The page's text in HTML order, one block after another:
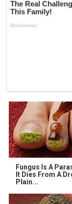
Fungus Is A
It Dies From A
Plain...